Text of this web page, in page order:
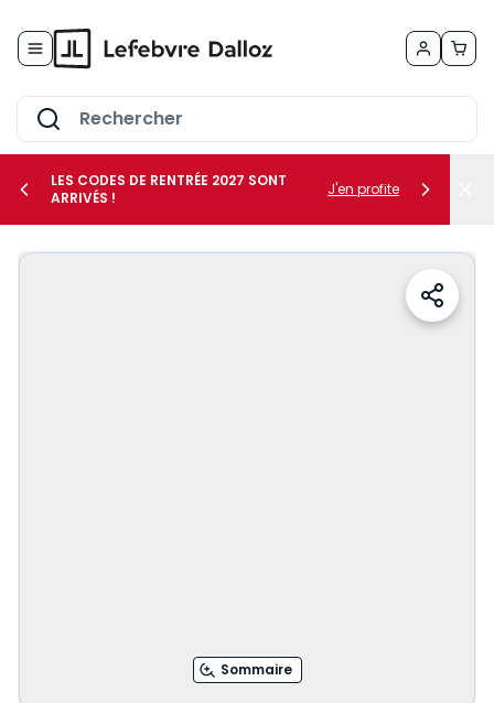
le sous-menu Vos métiers
LES CODES DE RENTRÉE 2027 SONT
ARRIVÉS !
J'en profite
Sommaire